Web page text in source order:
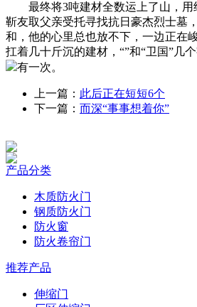
最终将3吨建材全数运上了山，用
靳友取父亲受托寻找抗日豪杰烈士墓
和，他的心里总也放不下，一边正在
扛着几十斤沉的建材，“”和“卫国”几
有一次。
上一篇： 此后正在短短6个
下一篇： 而深“事事想着你”
产品分类
木质防火门
钢质防火门
防火窗
防火卷帘门
推荐产品
伸缩门